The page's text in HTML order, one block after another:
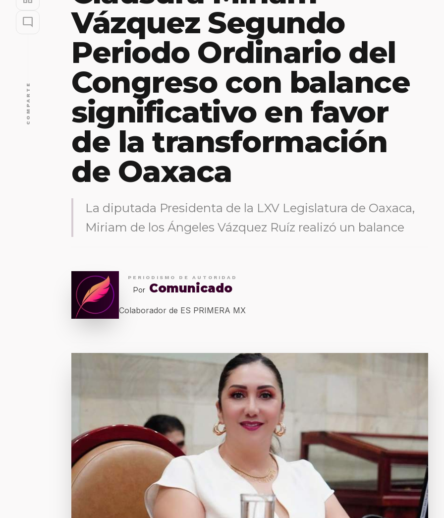
mode_comment
COMPARTE
Vázquez Segundo
Periodo Ordinario del
Congreso con balance
significativo en favor
de la transformación
de Oaxaca
La diputada Presidenta de la LXV Legislatura de Oaxaca,
Miriam de los Ángeles Vázquez Ruíz realizó un balance
PERIODISMO DE AUTORIDAD
Por Comunicado
Colaborador de ES PRIMERA MX